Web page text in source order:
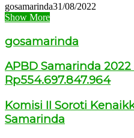
gosamarinda31/08/2022
Show More
gosamarinda
APBD Samarinda
Rp554.697.847.964
Komisi II Soroti
Samarinda